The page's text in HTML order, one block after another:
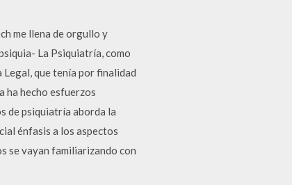
me llena de orgullo y
La Psiquiatría, como
que tenía por finalidad
ha hecho esfuerzos
de psiquiatría aborda la
énfasis a los aspectos
se vayan familiarizando con